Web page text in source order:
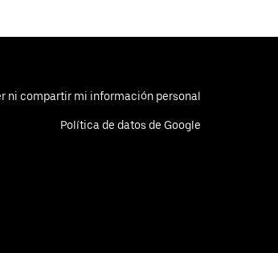
ni compartir mi información personal
Política de datos de Google